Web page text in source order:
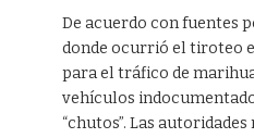
De acuerdo con fuentes
donde ocurrió el tiroteo
para el tráfico de
vehículos
“chutos”. Las